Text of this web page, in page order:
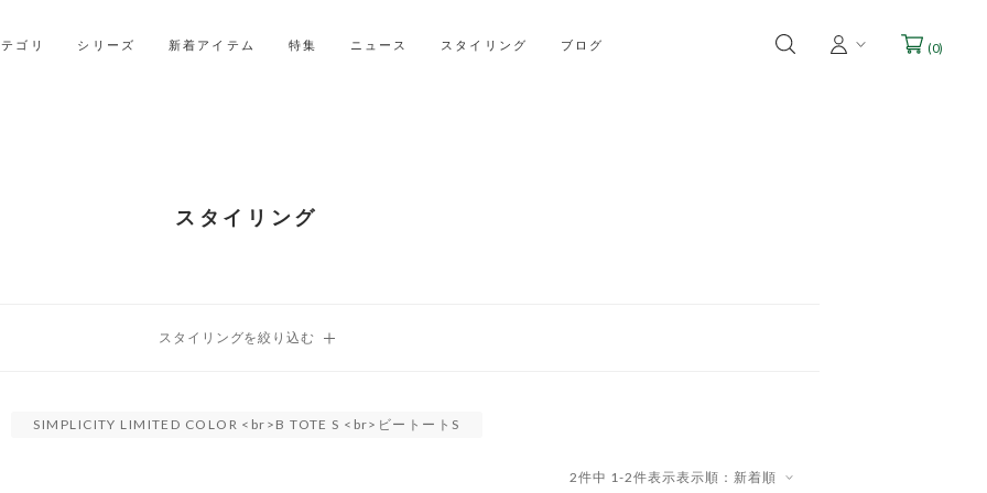
ゴリ シリーズ 新着アイテム 特集 ニュース スタイリング ブログ (0)
スタイリング
SIMPLICITY LIMITED COLOR <br>B TOTE S <br>ビートートS
表示順：新着順
2件中 1-2件表示